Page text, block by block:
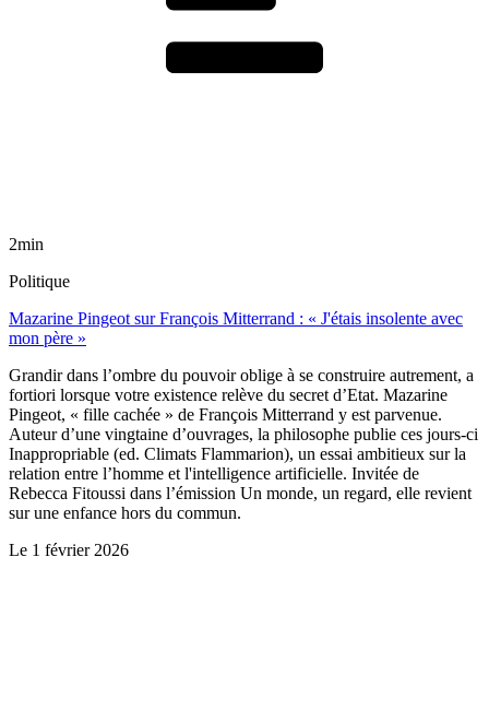
2min
Politique
Mazarine Pingeot sur François Mitterrand : « J'étais insolente avec
mon père »
Grandir dans l’ombre du pouvoir oblige à se construire autrement, a
fortiori lorsque votre existence relève du secret d’Etat. Mazarine
Pingeot, « fille cachée » de François Mitterrand y est parvenue.
Auteur d’une vingtaine d’ouvrages, la philosophe publie ces jours-ci
Inappropriable (ed. Climats Flammarion), un essai ambitieux sur la
relation entre l’homme et l'intelligence artificielle. Invitée de
Rebecca Fitoussi dans l’émission Un monde, un regard, elle revient
sur une enfance hors du commun.
Le 1 février 2026